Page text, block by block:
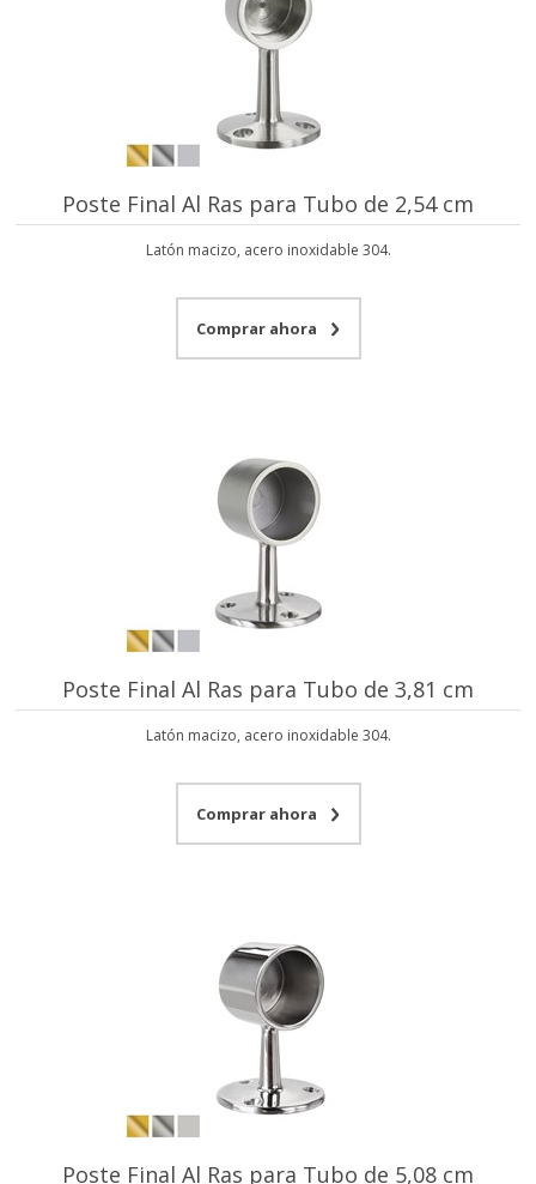
Poste Final Al Ras para Tubo de 2,54 cm
Latón macizo, acero inoxidable 304.
Comprar ahora
Poste Final Al Ras para Tubo de 3,81 cm
Latón macizo, acero inoxidable 304.
Comprar ahora
Poste Final Al Ras para Tubo de 5,08 cm